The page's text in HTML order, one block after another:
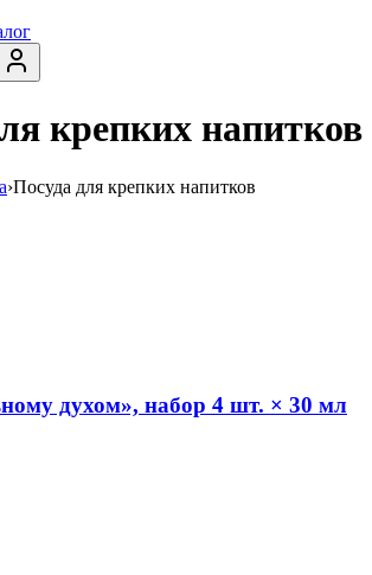
крепких напитков
›Посуда для крепких напитков
духом», набор 4 шт. × 30 мл